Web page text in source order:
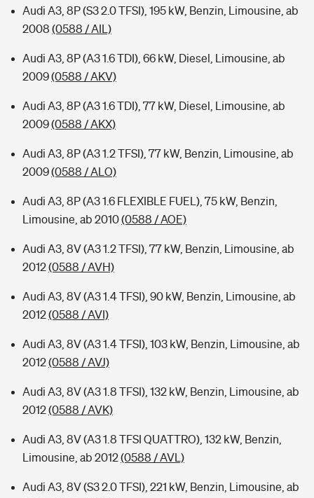
Audi A3, 8P (S3 2.0 TFSI), 195 kW, Benzin, Limousine, ab
2008 (0588 / AIL)
Audi A3, 8P (A3 1.6 TDI), 66 kW, Diesel, Limousine, ab
2009(0588 / AKV)
Audi A3, 8P (A3 1.6 TDI), 77 kW, Diesel, Limousine, ab
2009(0588 / AKX)
Audi A3, 8P (A3 1.2 TFSI), 77 kW, Benzin, Limousine, ab
2009(0588 / ALO)
Audi A3, 8P (A3 1.6 FLEXIBLE FUEL), 75 kW, Benzin,
Limousine, ab 2010(0588 / AOE)
Audi A3, 8V (A3 1.2 TFSI), 77 kW, Benzin, Limousine, ab
2012(0588 / AVH)
Audi A3, 8V (A3 1.4 TFSI), 90 kW, Benzin, Limousine, ab
2012(0588 / AVI)
Audi A3, 8V (A3 1.4 TFSI), 103 kW, Benzin, Limousine, ab
2012(0588 / AVJ)
Audi A3, 8V (A3 1.8 TFSI), 132 kW, Benzin, Limousine, ab
2012(0588 / AVK)
Audi A3, 8V (A3 1.8 TFSI QUATTRO), 132 kW, Benzin,
Limousine, ab 2012(0588 / AVL)
Audi A3, 8V (S3 2.0 TFSI), 221 kW, Benzin, Limousine, ab